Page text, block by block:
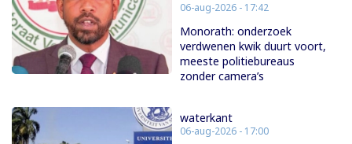
06-aug-2026 - 17:42
Monorath: onderzoek
verdwenen kwik duurt voort,
meeste politiebureaus
zonder camera’s
waterkant
06-aug-2026 - 17:00